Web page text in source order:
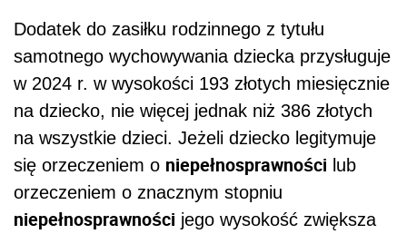
Dodatek do zasiłku rodzinnego z tytułu
samotnego wychowywania dziecka przysługuje
w 2024 r. w wysokości 193 złotych miesięcznie
na dziecko, nie więcej jednak niż 386 złotych
na wszystkie dzieci. Jeżeli dziecko legitymuje
się orzeczeniem o niepełnosprawności lub
orzeczeniem o znacznym stopniu
niepełnosprawności jego wysokość zwiększa